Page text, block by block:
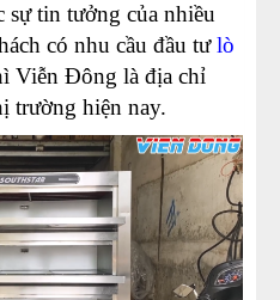
sự tin tưởng của nhiều
có nhu cầu đầu tưlò
Viễn Đông là địa chỉ
trường hiện nay.